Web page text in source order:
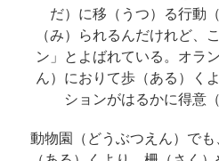
だ）に移（うつ）る行動
（み）られるんだけれど、
ン」とよばれている。オラ
ん）におりて歩（ある）く
ションがはるかに得意
動物園（どうぶつえん）で